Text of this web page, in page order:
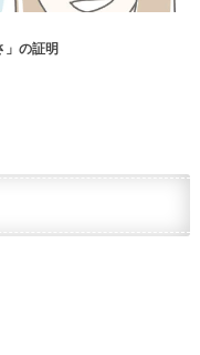
」の証明